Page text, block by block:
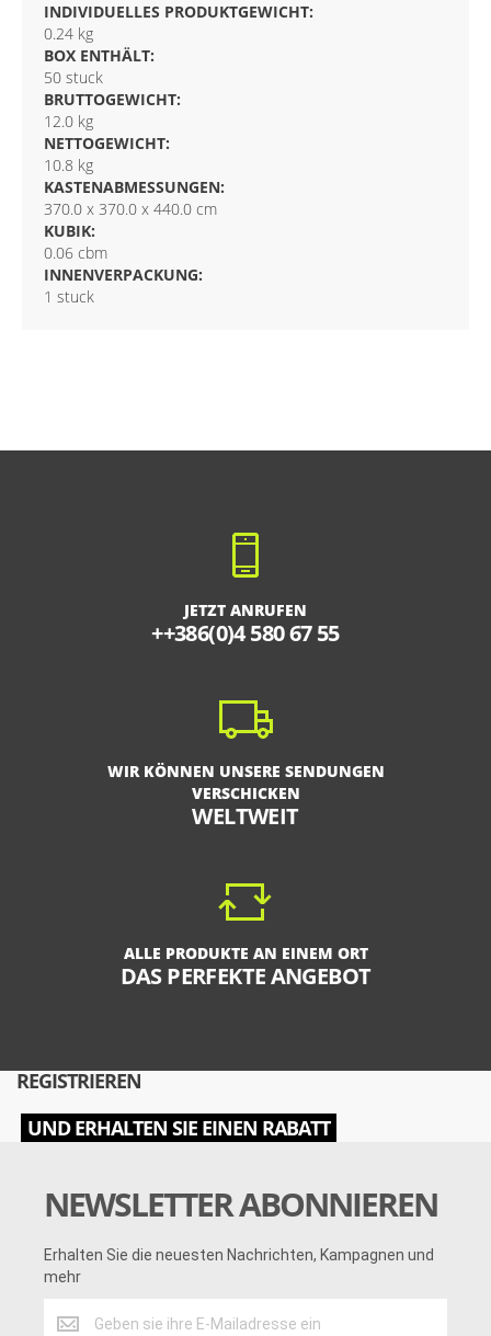
INDIVIDUELLES PRODUKTGEWICHT:
0.24 kg
BOX ENTHÄLT:
50 stuck
BRUTTOGEWICHT:
12.0 kg
NETTOGEWICHT:
10.8 kg
KASTENABMESSUNGEN:
370.0 x 370.0 x 440.0 cm
KUBIK:
0.06 cbm
INNENVERPACKUNG:
1 stuck
JETZT ANRUFEN
++386(0)4 580 67 55
WIR KÖNNEN UNSERE SENDUNGEN
VERSCHICKEN
WELTWEIT
ALLE PRODUKTE AN EINEM ORT
DAS PERFEKTE ANGEBOT
REGISTRIEREN
UND ERHALTEN SIE EINEN RABATT
NEWSLETTER ABONNIEREN
Erhalten Sie die neuesten Nachrichten, Kampagnen und
mehr
Sie